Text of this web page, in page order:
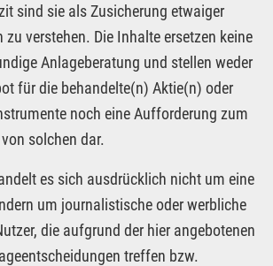
sind sie als Zusicherung etwaiger
verstehen. Die Inhalte ersetzen keine
Anlageberatung und stellen weder
für die behandelte(n) Aktie(n) oder
noch eine Aufforderung zum
solchen dar.
es sich ausdrücklich nicht um eine
um journalistische oder werbliche
die aufgrund der hier angebotenen
treffen bzw.